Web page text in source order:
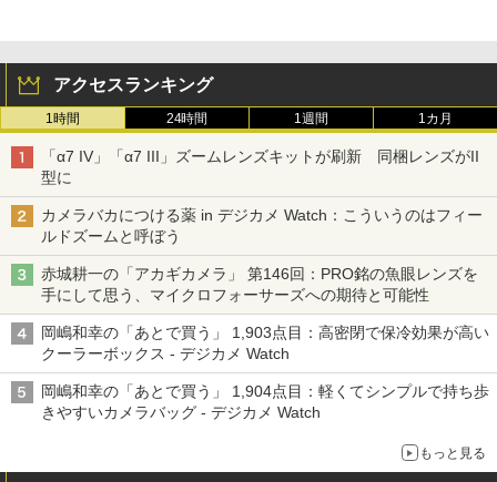
アクセスランキング
1時間 24時間 1週間 1カ月
「α7 IV」「α7 III」ズームレンズキットが刷新 同梱レンズがII
型に
カメラバカにつける薬 in デジカメ Watch：こういうのはフィー
ルドズームと呼ぼう
赤城耕一の「アカギカメラ」 第146回：PRO銘の魚眼レンズを
手にして思う、マイクロフォーサーズへの期待と可能性
岡嶋和幸の「あとで買う」 1,903点目：高密閉で保冷効果が高い
クーラーボックス - デジカメ Watch
岡嶋和幸の「あとで買う」 1,904点目：軽くてシンプルで持ち歩
きやすいカメラバッグ - デジカメ Watch
もっと見る